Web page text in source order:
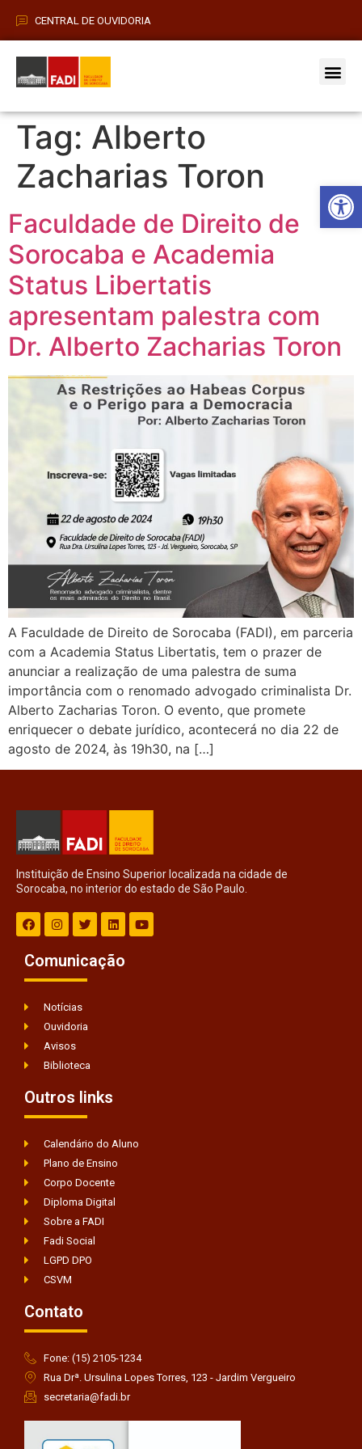
CENTRAL DE OUVIDORIA
Tag: Alberto
Zacharias Toron
Faculdade de Direito de
Sorocaba e Academia
Status Libertatis
apresentam palestra com
Dr. Alberto Zacharias Toron
A Faculdade de Direito de Sorocaba (FADI), em parceria
com a Academia Status Libertatis, tem o prazer de
anunciar a realização de uma palestra de suma
importância com o renomado advogado criminalista Dr.
Alberto Zacharias Toron. O evento, que promete
enriquecer o debate jurídico, acontecerá no dia 22 de
agosto de 2024, às 19h30, na […]
Instituição de Ensino Superior localizada na cidade de
Sorocaba, no interior do estado de São Paulo.
Comunicação
Notícias
Ouvidoria
Avisos
Biblioteca
Outros links
Calendário do Aluno
Plano de Ensino
Corpo Docente
Diploma Digital
Sobre a FADI
Fadi Social
LGPD DPO
CSVM
Contato
Fone: (15) 2105-1234
Rua Drª. Ursulina Lopes Torres, 123 - Jardim Vergueiro
secretaria@fadi.br
Barra de